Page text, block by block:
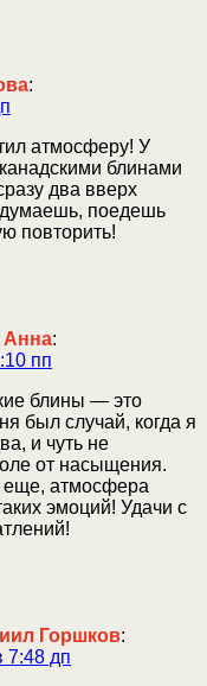
:
атмосферу! У
блинами
два вверх
думаешь, поедешь
повторить!
Анна:
пп
блины — это
был случай, когда я
и чуть не
от насыщения.
еще, атмосфера
эмоций! Удачи с
Горшков:
7:48 дп